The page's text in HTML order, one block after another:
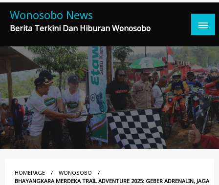
Wonosobo News
Berita Terkini Dan Hiburan Wonosobo
HOMEPAGE
WONOSOBO
BHAYANGKARA MERDEKA TRAIL ADVENTURE 2025: GEBER ADRENALIN, JAGA